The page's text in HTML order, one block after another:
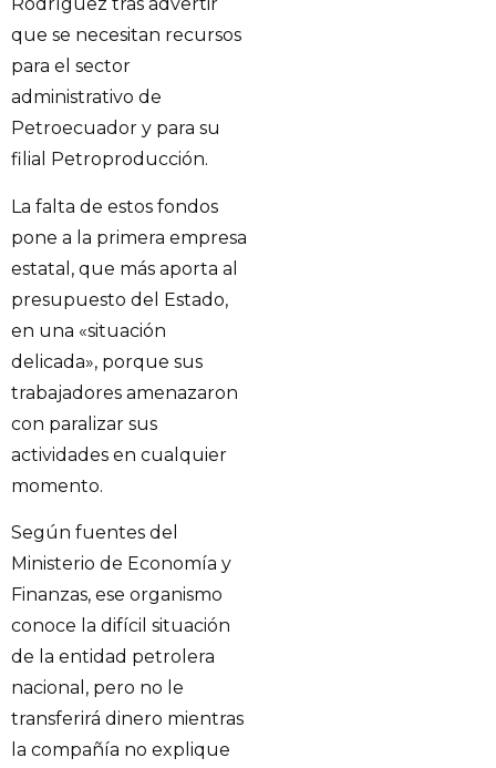
que se necesitan recursos
para el sector
administrativo de
Petroecuador y para su
filial Petroproducción.
La falta de estos fondos
pone a la primera empresa
estatal, que más aporta al
presupuesto del Estado,
en una «situación
delicada», porque sus
trabajadores amenazaron
con paralizar sus
actividades en cualquier
momento.
Según fuentes del
Ministerio de Economía y
Finanzas, ese organismo
conoce la difícil situación
de la entidad petrolera
nacional, pero no le
transferirá dinero mientras
la compañía no explique